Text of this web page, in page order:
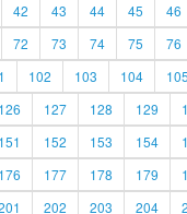
42 43 44 45 46
72 73 74 75 76
102 103 104 105
126 127 128 129
151 152 153 154
176 177 178 179
202 203 204